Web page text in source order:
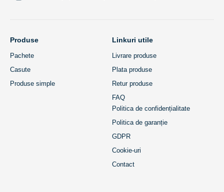
Produse
Pachete
Casute
Produse simple
Linkuri utile
Livrare produse
Plata produse
Retur produse
FAQ
Politica de confidențialitate
Politica de garanție
GDPR
Cookie-uri
Contact